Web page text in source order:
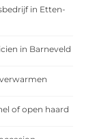
in Etten-
in Barneveld
of open haard